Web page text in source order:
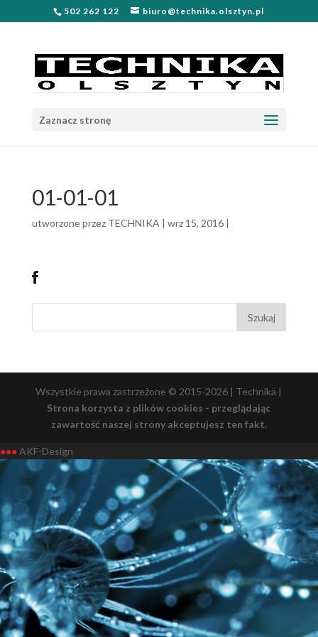
502 262 122 biuro@technika.olsztyn.pl
Zaznacz stronę
01-01-01
utworzone przez TECHNIKA | wrz 15, 2016|
Wszystkie prawa zastrzeżone © 2015-2026 | Technika |
Strona korzysta z plików cookies - przeglądając
zawartość naszej strony akceptujesz ten fakt.
●●● AKF-Design